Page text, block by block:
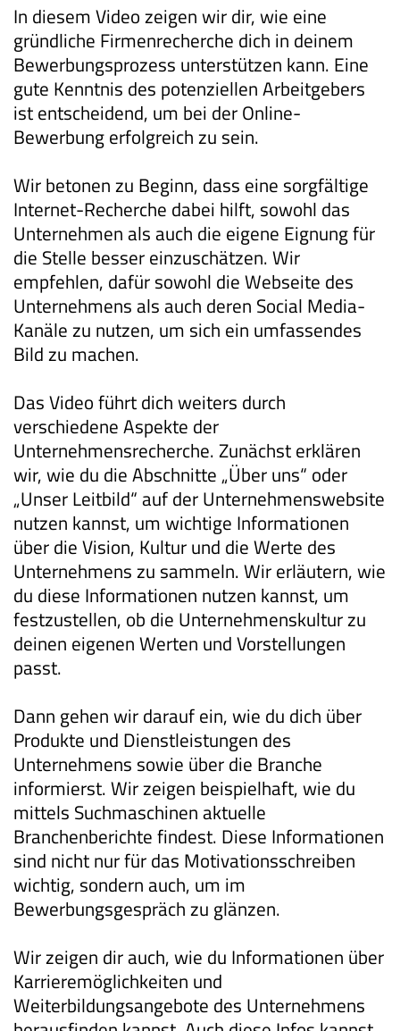
In diesem Video zeigen wir dir, wie eine
gründliche Firmenrecherche dich in deinem
Bewerbungsprozess unterstützen kann. Eine
gute Kenntnis des potenziellen Arbeitgebers
ist entscheidend, um bei der Online-
Bewerbung erfolgreich zu sein.
Wir betonen zu Beginn, dass eine sorgfältige
Internet-Recherche dabei hilft, sowohl das
Unternehmen als auch die eigene Eignung für
die Stelle besser einzuschätzen. Wir
empfehlen, dafür sowohl die Webseite des
Unternehmens als auch deren Social Media-
Kanäle zu nutzen, um sich ein umfassendes
Bild zu machen.
Das Video führt dich weiters durch
verschiedene Aspekte der
Unternehmensrecherche. Zunächst erklären
wir, wie du die Abschnitte „Über uns“ oder
„Unser Leitbild“ auf der Unternehmenswebsite
nutzen kannst, um wichtige Informationen
über die Vision, Kultur und die Werte des
Unternehmens zu sammeln. Wir erläutern, wie
du diese Informationen nutzen kannst, um
festzustellen, ob die Unternehmenskultur zu
deinen eigenen Werten und Vorstellungen
passt.
Dann gehen wir darauf ein, wie du dich über
Produkte und Dienstleistungen des
Unternehmens sowie über die Branche
informierst. Wir zeigen beispielhaft, wie du
mittels Suchmaschinen aktuelle
Branchenberichte findest. Diese Informationen
sind nicht nur für das Motivationsschreiben
wichtig, sondern auch, um im
Bewerbungsgespräch zu glänzen.
Wir zeigen dir auch, wie du Informationen über
Karrieremöglichkeiten und
Weiterbildungsangebote des Unternehmens